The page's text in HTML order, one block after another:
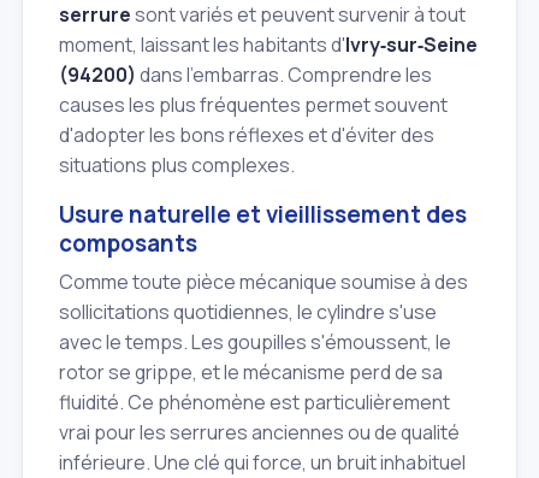
serruresont variés et peuvent survenir à tout
moment, laissant les habitants d'Ivry‑sur‑Seine
(94200) dans l'embarras. Comprendre les
causes les plus fréquentes permet souvent
d'adopter les bons réflexes et d'éviter des
situations plus complexes.
Usure naturelle et vieillissement des
composants
Comme toute pièce mécanique soumise à des
sollicitations quotidiennes, le cylindre s'use
avec le temps. Les goupilles s'émoussent, le
rotor se grippe, et le mécanisme perd de sa
fluidité. Ce phénomène est particulièrement
vrai pour les serrures anciennes ou de qualité
inférieure. Une clé qui force, un bruit inhabituel